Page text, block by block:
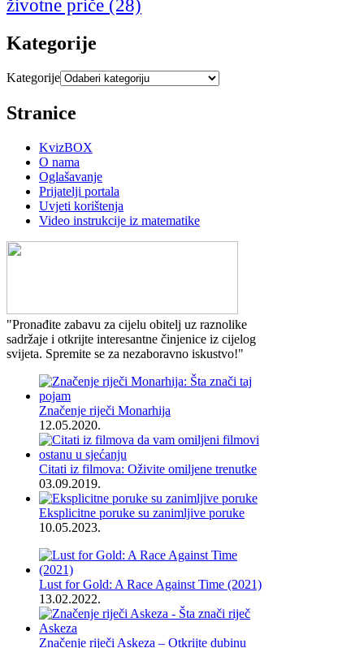
životne priče (28)
Kategorije
Kategorije
Stranice
KvizBOX
O nama
Oglašavanje
Prijatelji portala
Uvjeti korištenja
Video instrukcije iz matematike
"Pronađite zabavu za cijelu obitelj uz raznolike
sadržaje i otkrijte interesantne činjenice iz cijelog
svijeta. Spremite se za nezaboravno iskustvo!"
Značenje riječi Monarhija
12.05.2020.
Citati iz filmova: Oživite omiljene trenutke
03.09.2019.
Eksplicitne poruke su zanimljive poruke
10.05.2023.
Lust for Gold: A Race Against Time (2021)
13.02.2022.
Značenje riječi Askeza – Otkrijte dubinu